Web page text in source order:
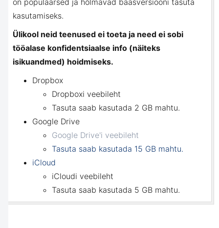
on populaarsed ja hõlmavad baasversiooni tasuta
kasutamiseks.
Ülikool neid teenused ei toeta ja need ei sobi
tööalase konfidentsiaalse info (näiteks
isikuandmed) hoidmiseks.
Dropbox
Dropboxi veebileht
Tasuta saab kasutada 2 GB mahtu.
Google Drive
Google Drive'i veebileht
Tasuta saab kasutada 15 GB mahtu.
iCloud
iCloudi veebileht
Tasuta saab kasutada 5 GB mahtu.